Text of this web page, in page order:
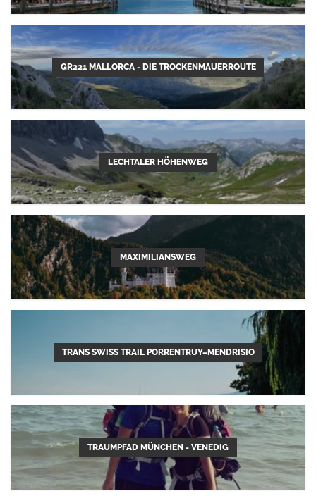
GR221 MALLORCA - DIE TROCKENMAUERROUTE
LECHTALER HÖHENWEG
MAXIMILIANSWEG
TRANS SWISS TRAIL PORRENTRUY–MENDRISIO
TRAUMPFAD MÜNCHEN - VENEDIG